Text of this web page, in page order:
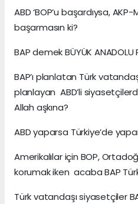
ABD ‘BOP’u başardıysa,
başarmasın ki?
BAP demek BÜYÜK
BAP’ı planlatan Türk
planlayan ABD’li
Allah aşkına?
ABD yaparsa Türkiye’de
Amerikalılar için BOP,
korumak iken acaba BAP
Türk vatandaşı siyasetçiler